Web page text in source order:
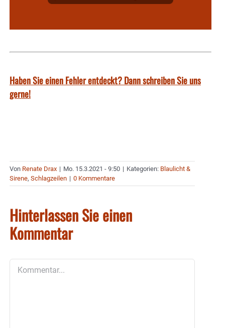
Haben Sie einen Fehler entdeckt? Dann schreiben Sie uns
gerne!
Von Renate Drax | Mo. 15.3.2021 - 9:50 | Kategorien: Blaulicht &
Sirene, Schlagzeilen | 0 Kommentare
Hinterlassen Sie einen
Kommentar